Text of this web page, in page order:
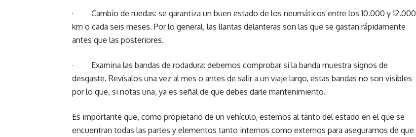
· Cambio de ruedas: se garantiza un buen estado de los neumáticos entre los 10.000 y 12.000
km o cada seis meses. Por lo general, las llantas delanteras son las que se gastan rápidamente
antes que las posteriores.
· Examina las bandas de rodadura: debemos comprobar si la banda muestra signos de
desgaste. Revísalos una vez al mes o antes de salir a un viaje largo, estas bandas no son visibles
por lo que, si notas una, ya es señal de que debes darle mantenimiento.
Es importante que, como propietario de un vehículo, estemos al tanto del estado en el que se
encuentran todas las partes y elementos tanto internos como externos para asegurarnos de que